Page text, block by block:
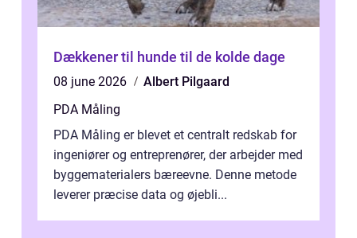
Dækkener til hunde til de kolde dage
08 june 2026
Albert Pilgaard
PDA Måling
PDA Måling er blevet et centralt redskab for
ingeniører og entreprenører, der arbejder med
byggematerialers bæreevne. Denne metode
leverer præcise data og øjebli...